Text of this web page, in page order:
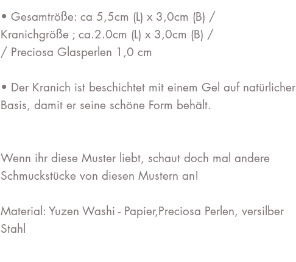
• Gesamtröße: ca 5,5cm (L) x 3,0cm (B) /
Kranichgröße ; ca.2.0cm (L) x 3,0cm (B) /
/ Preciosa Glasperlen 1,0 cm
• Der Kranich ist beschichtet mit einem Gel auf natürlicher
Basis, damit er seine schöne Form behält.
Wenn ihr diese Muster liebt, schaut doch mal andere
Schmuckstücke von diesen Mustern an!
Material: Yuzen Washi - Papier,Preciosa Perlen, versilber
Stahl